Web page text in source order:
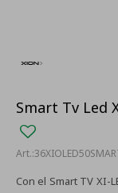
Smart Tv Led
Con el Smart TV XI-